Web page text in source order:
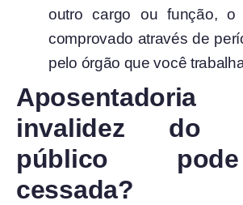
outro cargo ou função,
comprovado através de
pelo órgão que você
invalidez do
público
cessada?